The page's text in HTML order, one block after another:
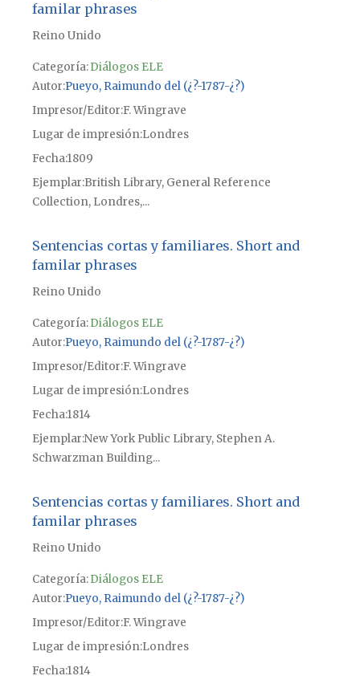
familar phrases
Reino Unido
Categoría:Diálogos ELE
Autor Pueyo, Raimundo del (¿?-1787-¿?)
Impresor/Editor F. Wingrave
Lugar de impresiónLondres
Fecha1809
Ejemplar British Library, General Reference
Collection, Londres,...
Sentencias cortas y familiares. Short and
familar phrases
Reino Unido
Categoría:Diálogos ELE
Autor Pueyo, Raimundo del (¿?-1787-¿?)
Impresor/Editor F. Wingrave
Lugar de impresiónLondres
Fecha1814
Ejemplar New York Public Library, Stephen A.
Schwarzman Building...
Sentencias cortas y familiares. Short and
familar phrases
Reino Unido
Categoría:Diálogos ELE
Autor Pueyo, Raimundo del (¿?-1787-¿?)
Impresor/Editor F. Wingrave
Lugar de impresiónLondres
Fecha1814